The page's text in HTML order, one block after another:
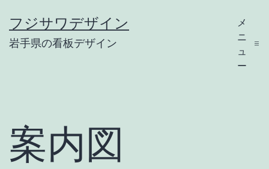
ン
テ
ス
キ
フジサワデザイン
岩手県の看板デザイン
メ
ニ
ュ
ー
案内図